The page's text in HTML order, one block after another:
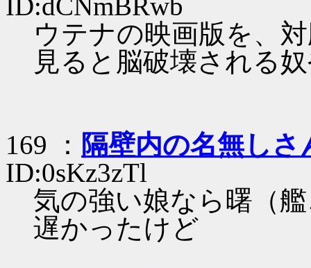
ID:dCNmBRwb
ウテナの映画版を、
見ると脳破壊される
169 ： 隔壁内の名無しさ
ID:0sKz3zTl
気の強い娘なら曙（
遅かったけど